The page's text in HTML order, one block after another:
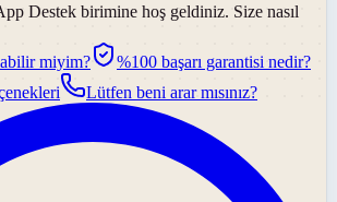
Destek birimine hoş geldiniz. Size nasıl
miyim?
%100 başarı garantisi nedir?
Lütfen beni arar mısınız?